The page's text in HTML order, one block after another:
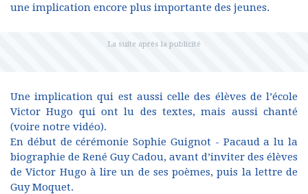
une implication encore plus importante des jeunes.
Une implication qui est aussi celle des élèves de l’école
Victor Hugo qui ont lu des textes, mais aussi chanté
(voire notre vidéo).
En début de cérémonie Sophie Guignot - Pacaud a lu la
biographie de René Guy Cadou, avant d’inviter des élèves
de Victor Hugo à lire un de ses poèmes, puis la lettre de
Guy Moquet.